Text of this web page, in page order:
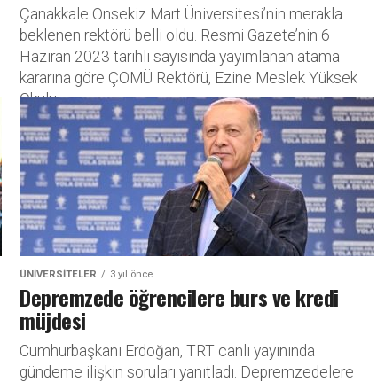
Çanakkale Onsekiz Mart Üniversitesi’nin merakla
beklenen rektörü belli oldu. Resmi Gazete’nin 6
Haziran 2023 tarihli sayısında yayımlanan atama
kararına göre ÇOMÜ Rektörü, Ezine Meslek Yüksek
Okulu...
ÜNIVERSITELER 3 yıl önce
Depremzede öğrencilere burs ve kredi
müjdesi
Cumhurbaşkanı Erdoğan, TRT canlı yayınında
gündeme ilişkin soruları yanıtladı. Depremzedelere